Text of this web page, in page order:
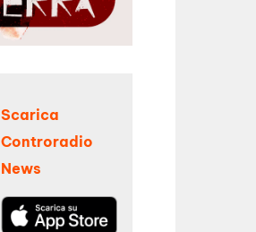
Scarica
Controradio
News